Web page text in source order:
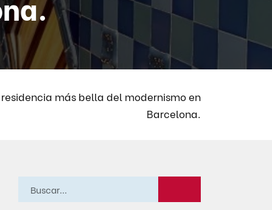
residencia más bella del modernismo en
Barcelona.